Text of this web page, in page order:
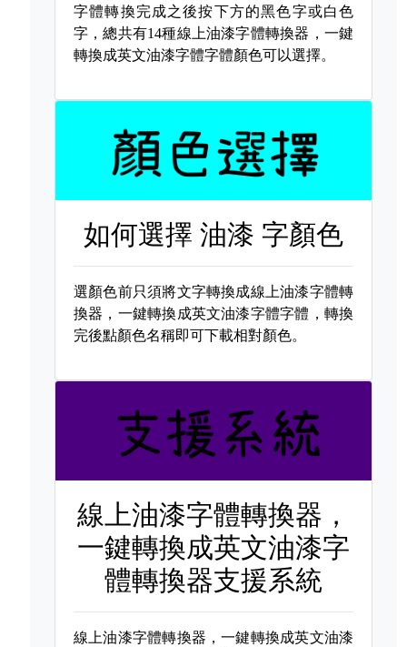
字體轉換完成之後按下方的黑色字或白色
字，總共有14種線上油漆字體轉換器，一鍵
轉換成英文油漆字體字體顏色可以選擇。
如何選擇油漆 字顏色
選顏色前只須將文字轉換成線上油漆字體轉
換器，一鍵轉換成英文油漆字體字體，轉換
完後點顏色名稱即可下載相對顏色。
線上油漆字體轉換器，
一鍵轉換成英文油漆字
體轉換器支援系統
線上油漆字體轉換器，一鍵轉換成英文油漆